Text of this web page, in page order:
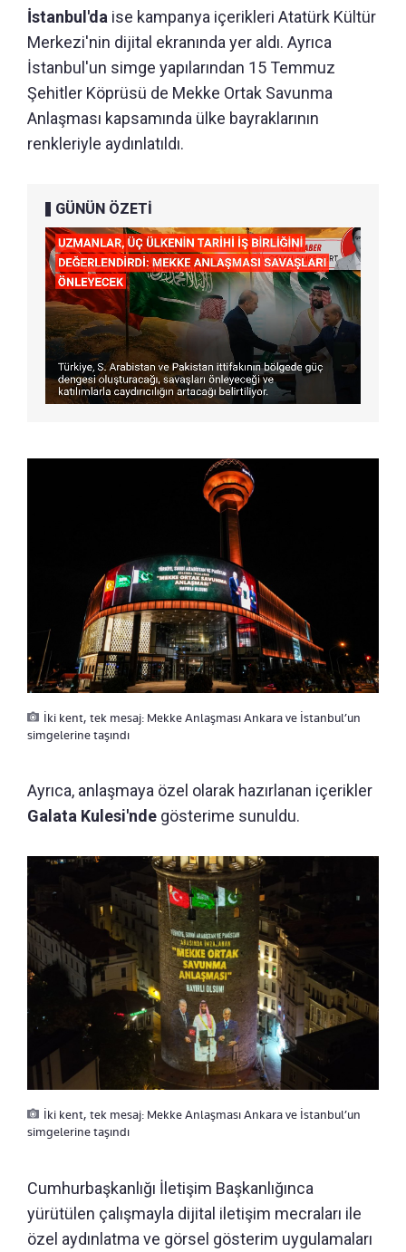
İstanbul'da ise kampanya içerikleri Atatürk Kültür
Merkezi'nin dijital ekranında yer aldı. Ayrıca
İstanbul'un simge yapılarından 15 Temmuz
Şehitler Köprüsü de Mekke Ortak Savunma
Anlaşması kapsamında ülke bayraklarının
renkleriyle aydınlatıldı.
GÜNÜN ÖZETİ
İki kent, tek mesaj: Mekke Anlaşması Ankara ve İstanbul’un
simgelerine taşındı
Ayrıca, anlaşmaya özel olarak hazırlanan içerikler
Galata Kulesi'nde gösterime sunuldu.
İki kent, tek mesaj: Mekke Anlaşması Ankara ve İstanbul’un
simgelerine taşındı
Cumhurbaşkanlığı İletişim Başkanlığınca
yürütülen çalışmayla dijital iletişim mecraları ile
özel aydınlatma ve görsel gösterim uygulamaları